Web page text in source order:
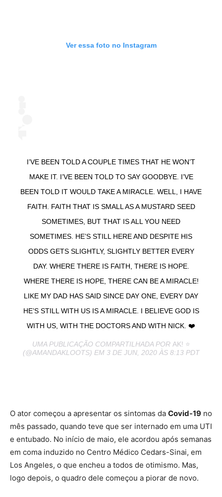
Ver essa foto no Instagram
I’VE BEEN TOLD A COUPLE TIMES THAT HE WON’T
MAKE IT. I’VE BEEN TOLD TO SAY GOODBYE. I’VE
BEEN TOLD IT WOULD TAKE A MIRACLE. WELL, I HAVE
FAITH. FAITH THAT IS SMALL AS A MUSTARD SEED
SOMETIMES, BUT THAT IS ALL YOU NEED
SOMETIMES. HE’S STILL HERE AND DESPITE HIS
ODDS GETS SLIGHTLY, SLIGHTLY BETTER EVERY
DAY. WHERE THERE IS FAITH, THERE IS HOPE.
WHERE THERE IS HOPE, THERE CAN BE A MIRACLE!
LIKE MY DAD HAS SAID SINCE DAY ONE, EVERY DAY
HE’S STILL WITH US IS A MIRACLE. I BELIEVE GOD IS
WITH US, WITH THE DOCTORS AND WITH NICK. ❤️
UMA PUBLICAÇÃO COMPARTILHADA POR AK! ⭐️
(@AMANDAKLOOTS) EM 3 DE JUN, 2020 ÀS 8:13 PDT
O ator começou a apresentar os sintomas da Covid-19 no
mês passado, quando teve que ser internado em uma UTI
e entubado. No início de maio, ele acordou após semanas
em coma induzido no Centro Médico Cedars-Sinai, em
Los Angeles, o que encheu a todos de otimismo. Mas,
logo depois, o quadro dele começou a piorar de novo.